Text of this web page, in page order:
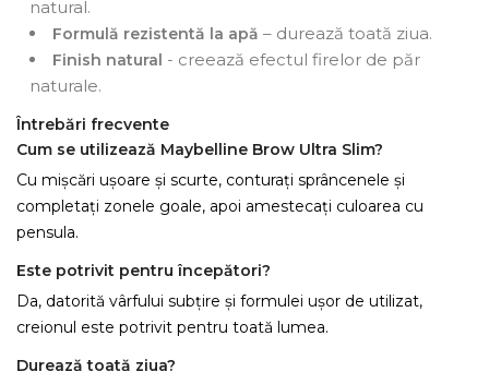
natural.
Formulă rezistentă la apă – durează toată ziua.
Finish natural - creează efectul firelor de păr
naturale.
Întrebări frecvente
Cum se utilizează Maybelline Brow Ultra Slim?
Cu mișcări ușoare și scurte, conturați sprâncenele și
completați zonele goale, apoi amestecați culoarea cu
pensula.
Este potrivit pentru începători?
Da, datorită vârfului subțire și formulei ușor de utilizat,
creionul este potrivit pentru toată lumea.
Durează toată ziua?